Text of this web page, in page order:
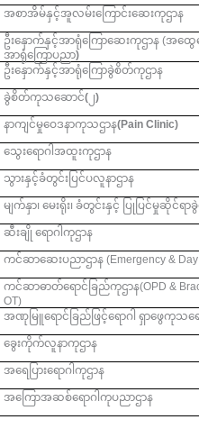
အစာအိမ်နှင့်အူလမ်းကြောင်းဆေးကုဌာန
ဦးနှောက်နှင့်အာရုံကြောဆေးကုဌာန (အထွ
အာရုံကြောပညာ)
ဦးနှောက်နှင့်အာရုံကြောခွဲစိတ်ကုဌာန
ခွဲစိတ်ကုသဆောင်( ၂)
နာကျင်မှုဝေဒနာကုသဌာန(Pain Clinic)
သွေးရောဂါအထူးကုဌာန
သွားနှင့်ခံတွင်းပြင်ပလူနာဌာန
မျက်နှာ၊ မေးရိုး၊ ခံတွင်းနှင့် ပြုပြင်မှုဆိုင်ရ
ဆီးချို ရောဂါကုဌာန
ကင်ဆာဆေးပညာဌာန (Emergency &
ကင်ဆာဓာတ်ရောင်ခြည်ကုဌာန(OPD &
OT)
အဏုမြူရောင်ခြည်ဖြင့်ရောဂါ ရှာဖွေကုသရေ
ခွေးကိုက်လူနာကုဌာန
အရေပြားရောဂါကုဌာန
အကြောအဆစ်ရောဂါကုပညာဌာန